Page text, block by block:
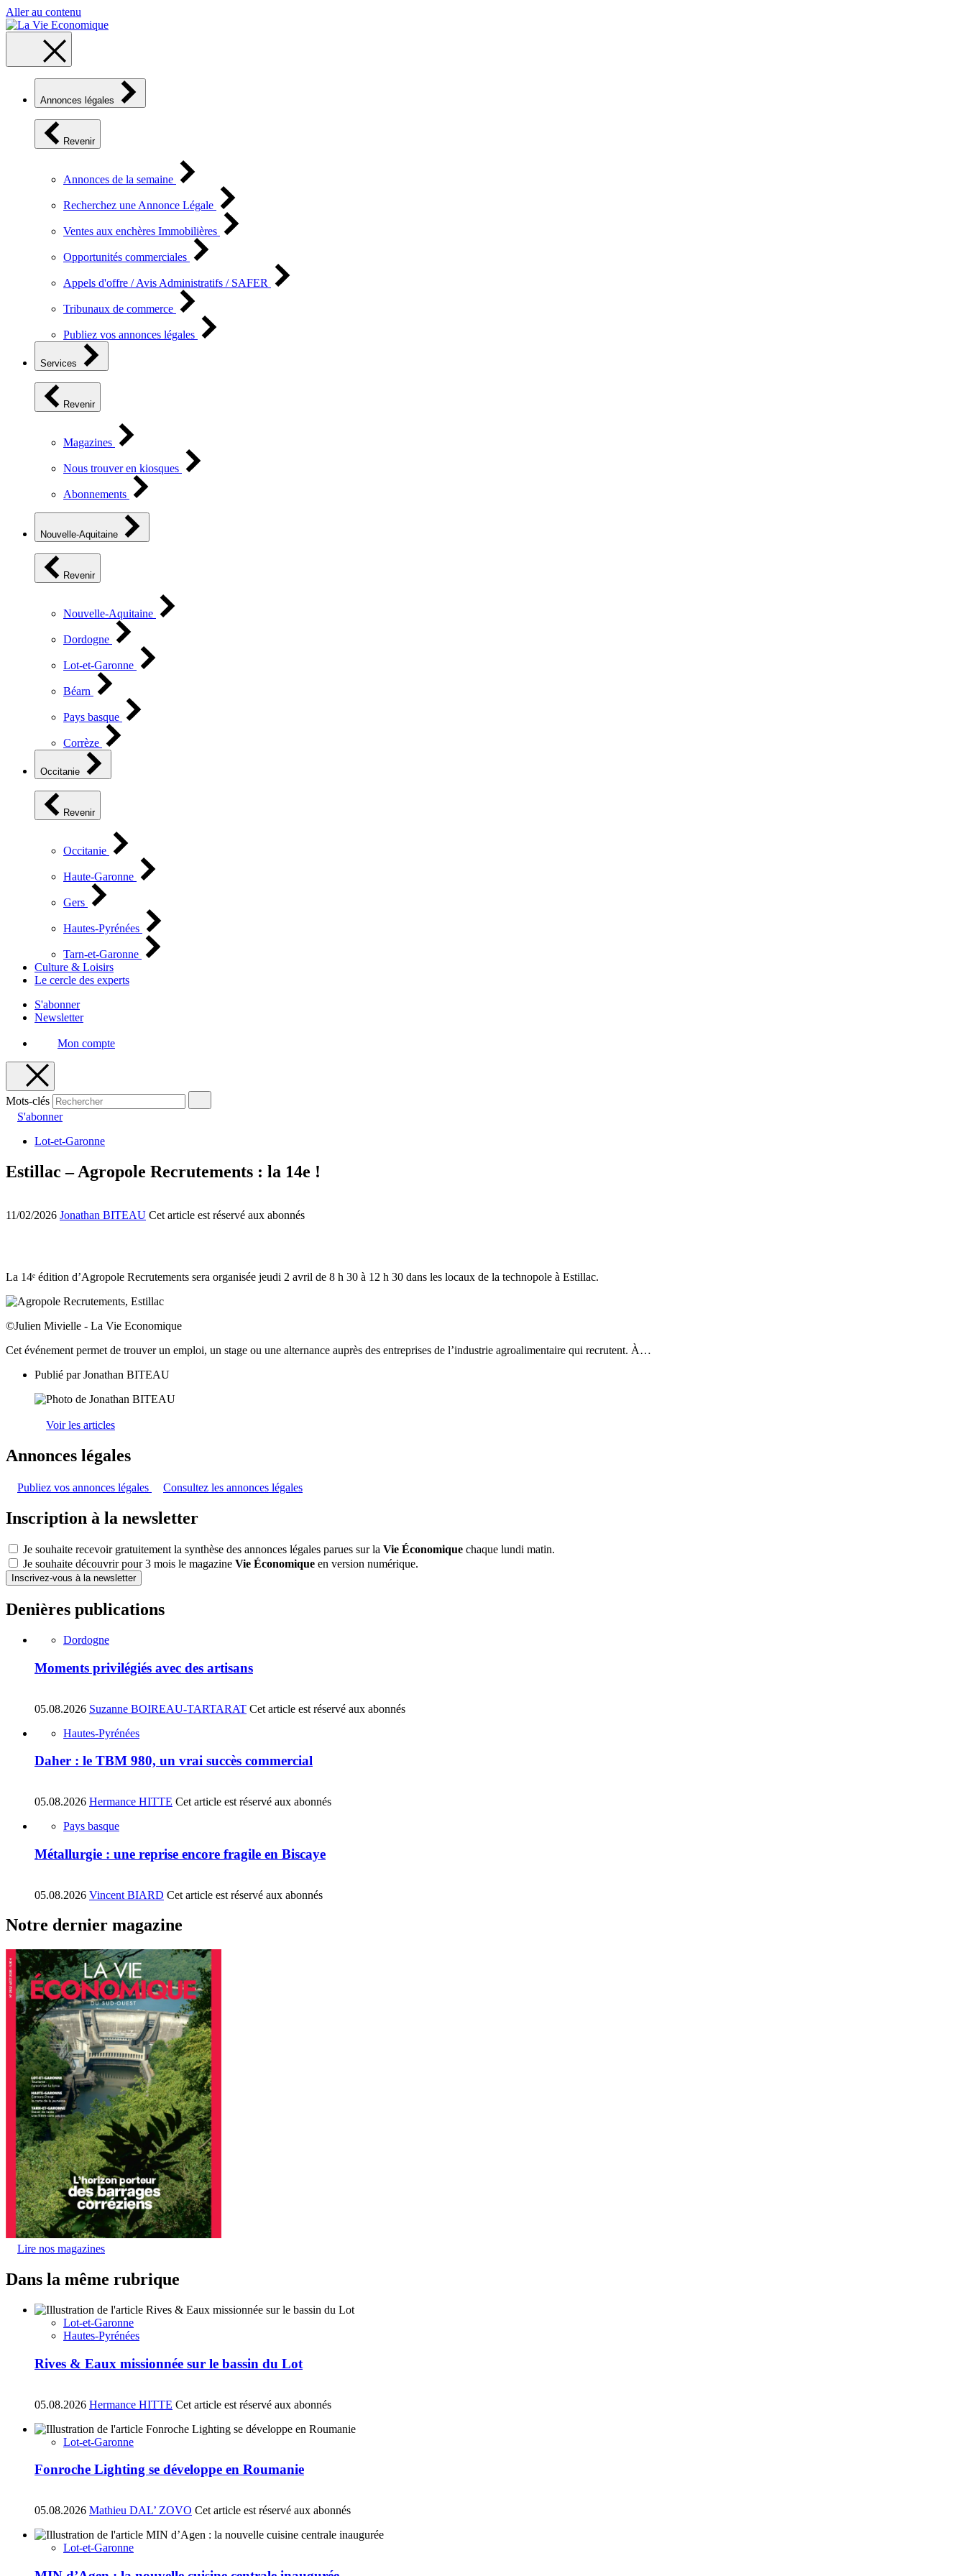
Aller au contenu
Annonces légales
Revenir
Annonces de la semaine
Recherchez une Annonce Légale
Ventes aux enchères Immobilières
Opportunités commerciales
Appels d'offre / Avis Administratifs / SAFER
Tribunaux de commerce
Publiez vos annonces légales
Services
Revenir
Magazines
Nous trouver en kiosques
Abonnements
Nouvelle-Aquitaine
Revenir
Nouvelle-Aquitaine
Dordogne
Lot-et-Garonne
Béarn
Pays basque
Corrèze
Occitanie
Revenir
Occitanie
Haute-Garonne
Gers
Hautes-Pyrénées
Tarn-et-Garonne
Culture & Loisirs
Le cercle des experts
S'abonner
Newsletter
Mon compte
Mots-clés
S'abonner
Lot-et-Garonne
Estillac – Agropole Recrutements : la 14e !
11/02/2026 Jonathan BITEAU Cet article est réservé aux abonnés
La 14ᵉ édition d’Agropole Recrutements sera organisée jeudi 2 avril de 8 h 30 à 12 h 30 dans les locaux de la technopole à Estillac.
©Julien Mivielle - La Vie Economique
Cet événement permet de trouver un emploi, un stage ou une alternance auprès des entreprises de l’industrie agroalimentaire qui recrutent. À…
Publié parJonathan BITEAU
Voir les articles
Annonces légales
Publiez vos annonces légales Consultez les annonces légales
Inscription à la newsletter
Je souhaite recevoir gratuitement la synthèse des annonces légales parues sur la Vie Économique chaque lundi matin.
Je souhaite découvrir pour 3 mois le magazine Vie Économique en version numérique.
Inscrivez-vous à la newsletter
Denières publications
Dordogne
Moments privilégiés avec des artisans
05.08.2026 Suzanne BOIREAU-TARTARAT Cet article est réservé aux abonnés
Hautes-Pyrénées
Daher : le TBM 980, un vrai succès commercial
05.08.2026 Hermance HITTE Cet article est réservé aux abonnés
Pays basque
Métallurgie : une reprise encore fragile en Biscaye
05.08.2026 Vincent BIARD Cet article est réservé aux abonnés
Notre dernier magazine
Lire nos magazines
Dans la même rubrique
Lot-et-Garonne
Hautes-Pyrénées
Rives & Eaux missionnée sur le bassin du Lot
05.08.2026 Hermance HITTE Cet article est réservé aux abonnés
Lot-et-Garonne
Fonroche Lighting se développe en Roumanie
05.08.2026 Mathieu DAL’ ZOVO Cet article est réservé aux abonnés
Lot-et-Garonne